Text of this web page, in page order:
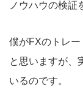
ノウハウの検証
僕がFXのトレ
と思いますが、
いるのです。